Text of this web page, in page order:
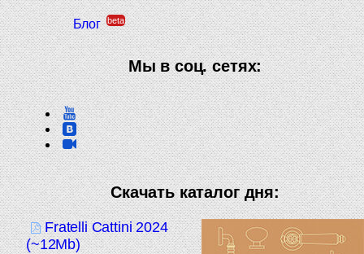
Блог beta
Мы в соц. сетях:
Скачать каталог дня:
Fratelli Cattini 2024
(~12Mb)